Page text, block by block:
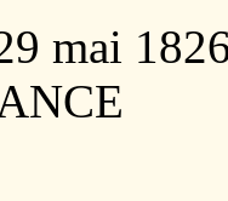
mai